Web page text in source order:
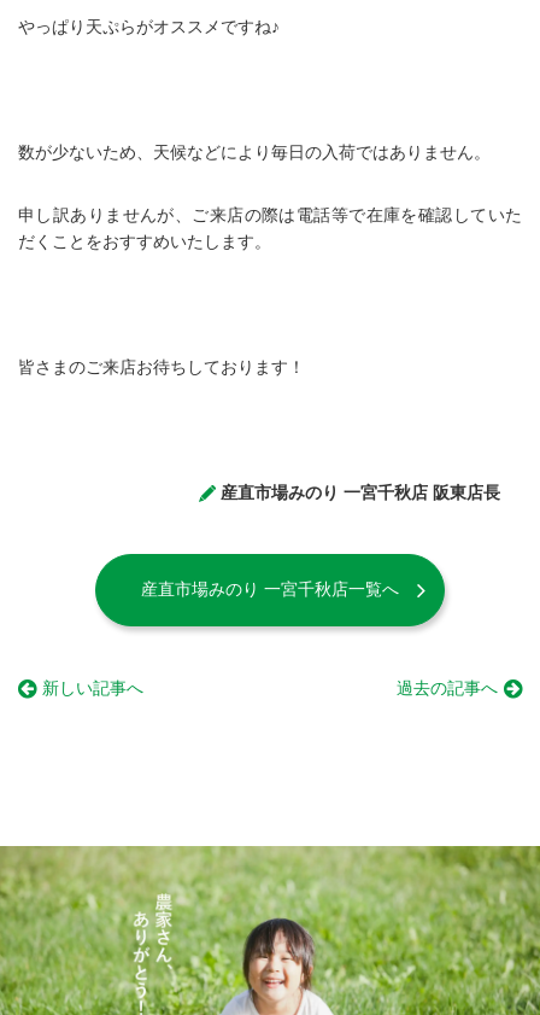
やっぱり天ぷらがオススメですね♪
数が少ないため、天候などにより毎日の入荷ではありません。
申し訳ありませんが、ご来店の際は電話等で在庫を確認していた
だくことをおすすめいたします。
皆さまのご来店お待ちしております！
産直市場みのり 一宮千秋店 阪東店長
産直市場みのり 一宮千秋店一覧へ
新しい記事へ 過去の記事へ